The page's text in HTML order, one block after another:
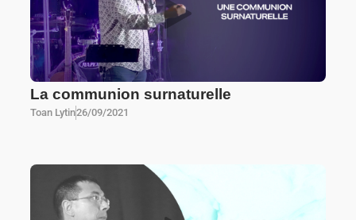
La communion surnaturelle
Toan Lytin26/09/2021